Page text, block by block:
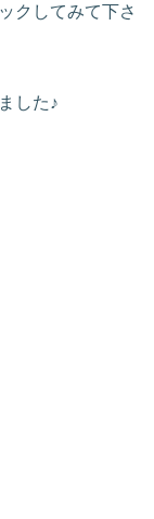
クしてみて下さ
した♪